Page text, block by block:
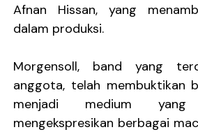
Afnan Hissan, yang
dalam produksi.
Morgensoll, band yang
anggota, telah membuktikan
menjadi medium
mengekspresikan berbagai